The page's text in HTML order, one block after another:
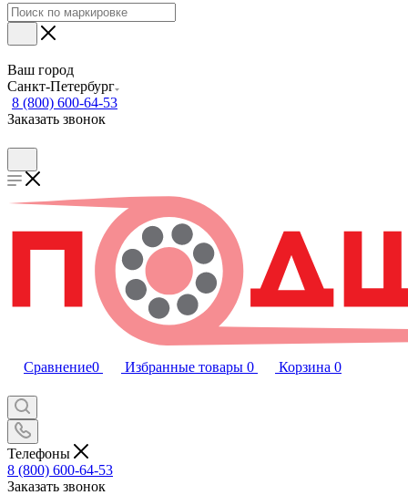
Ваш город
Санкт-Петербург
8 (800) 600-64-53
Заказать звонок
Сравнение0 Избранные товары 0 Корзина 0
Телефоны
8 (800) 600-64-53
Заказать звонок